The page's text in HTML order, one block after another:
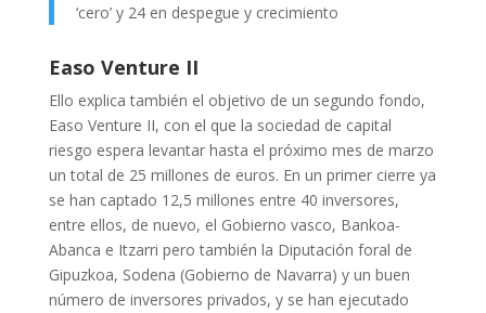
‘cero’ y 24 en despegue y crecimiento
Easo Venture II
Ello explica también el objetivo de un segundo fondo,
Easo Venture II, con el que la sociedad de capital
riesgo espera levantar hasta el próximo mes de marzo
un total de 25 millones de euros. En un primer cierre ya
se han captado 12,5 millones entre 40 inversores,
entre ellos, de nuevo, el Gobierno vasco, Bankoa-
Abanca e Itzarri pero también la Diputación foral de
Gipuzkoa, Sodena (Gobierno de Navarra) y un buen
número de inversores privados, y se han ejecutado